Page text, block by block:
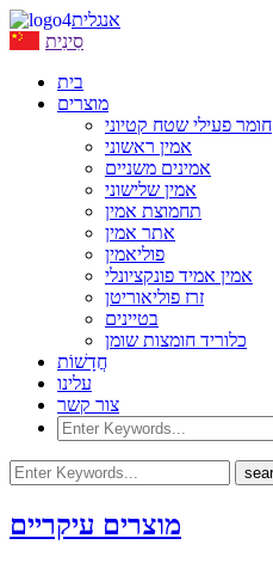
אנגלית
סִינִית
בית
מוצרים
חומר פעילי שטח קטיוני
אמין ראשוני
אמינים משניים
אמין שלישוני
תחמוצת אמין
אתר אמין
פוליאמין
אמין אמיד פונקציונלי
זרז פוליאוריטן
בטיינים
כלוריד חומצות שומן
חֲדָשׁוֹת
עלינו
צור קשר
מוצרים עיקריים